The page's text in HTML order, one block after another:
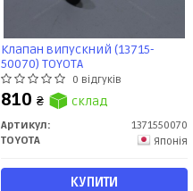
Клапан випускний (13715-
50070) TOYOTA
0 відгуків
810 ₴ склад
Артикул:
1371550070
TOYOTA
Японія
КУПИТИ